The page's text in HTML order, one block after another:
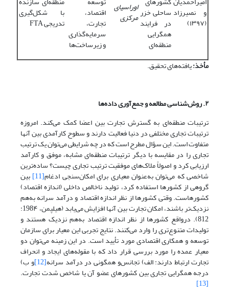
و نصیرزاد
(۱۳۹۷)
ساحلی خزر
در فرایند
همگرایی
منطقه‌ای
اوراسیای
مرکزی اقتصاد،
تجارت،
سرمایه‌گذاری
و زیرساخت‌ها
با شکل‌گیری
تدریجی FTA
مأخذ:یافته‌های تحقیق.
۲. روش‌شناسی مطالعه و جمع
آوری داده‌ها
ترتیبات منطقه‌ای به گسترش تجارت بین اعضا کمک می‌کند. امروزه
ترتیبات تجاری مختلفی در دنیا فعالیت دارند و سطوح کارآمدی بین آنها
متفاوت است. این سؤال مطرح است که در چه شرایطی می‌توان یک ترتیب
تجاری را در مقایسه با دیگر ترتیبات منطقه‌ای مشابه، موفق و کارآمد
ارزیابی کرد و اصولاً ملاک‌های موفقیت ترتیب تجاری چیست؟ ساده‌ترین
شاخصی که می‌توان به‌عنوان معیاری برای امکان‌سنجی ادغام[11] بین
گروهی از کشورها استفاده کرد، تولید ناخالص داخلی (اندازه اقتصاد)
کشورهاست. وقتی کشورها از نظر اندازه اقتصاد و درآمد سرانه به‌هم
نزدیک‌تر باشند، امکان تجارت بین آنها افزایش می‌یابد (هیلپمن، 198۴:
812). درواقع کشورها از نظر اندازه اقتصاد به‌هم نزدیک هستند و
تولیدات متنوع‌تری را وارد می‌کنند. نتایج تجربی این معیار برای سازمان
توسعه‌ و همکاری اقتصادی مورد تأیید است. در این زمینه می‌توان دو
معیار عمده را مورد بررسی قرار داد که با مقوله‌های ایجاد و انحراف
تجارت ارتباط دارند: الف) تجانس‌و همگونی در درآمد سرانه[12] و ب)
درجه همگرایی تجاری بین کشورهای عضو آن یا شاخص شدت تجارت.
[13]